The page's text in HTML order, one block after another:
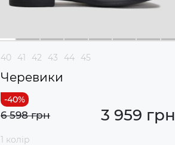
40 41 42 43 44 45
Черевики
3 959 грн
6 598 грн
1 колір